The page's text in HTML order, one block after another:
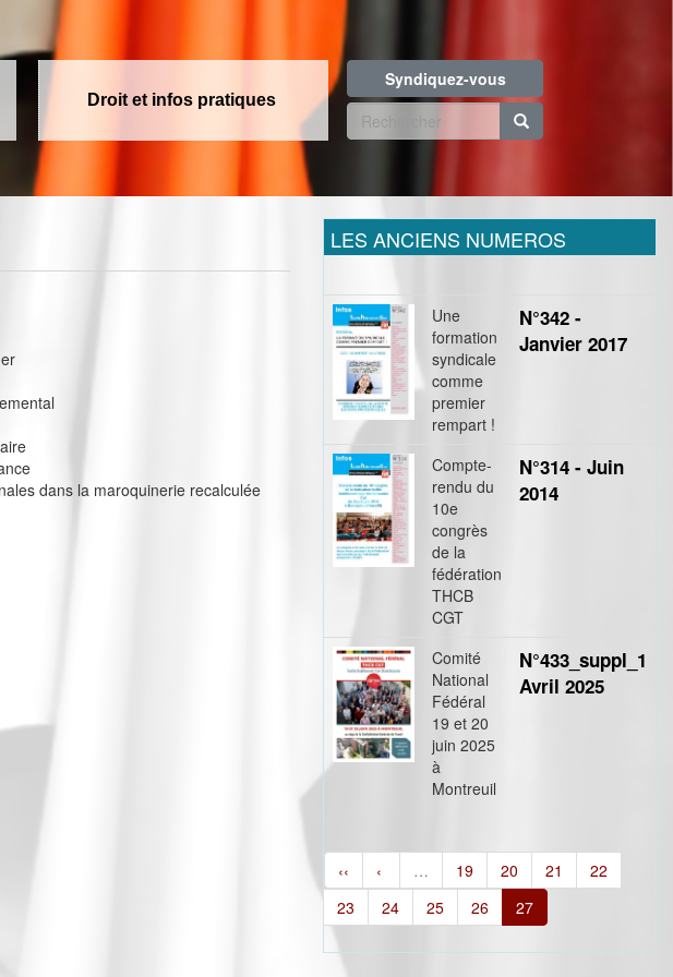
Droit et infos pratiques
Syndiquez-vous
Formulaire
recherche
dans la maroquinerie recalculée
LES ANCIENS NUMEROS
Une
formation
syndicale
comme
premier
rempart !
N°342 -
Janvier 2017
Compte-
rendu du
10e
congrès
de la
fédération
THCB
CGT
N°314 - Juin
2014
Comité
National
Fédéral
19 et 20
juin 2025
à
Montreuil
N°433_suppl_1
Avril 2025
‹‹ ‹ … 19 20 21
22
23
24 25 26 27